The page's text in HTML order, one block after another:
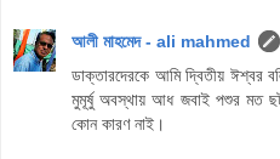
আলী মাহমেদ - ali mahmed
ডাক্তারদেরকে আমি দ্বিতীয় ঈশ্বর
মুমূর্ষু অবস্থায় আধ জবাই পশুর মত
কোন কারণ নাই।